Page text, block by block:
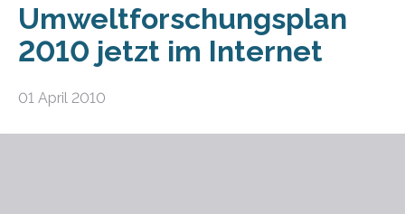
Umweltforschungsplan
2010 jetzt im Internet
01 April 2010